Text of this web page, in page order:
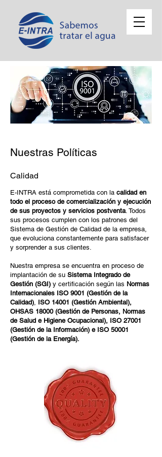
Nuestras Políticas
Calidad
E-INTRA está comprometida con la calidad en
todo el proceso de comercialización y ejecución
de sus proyectos y servicios postventa. Todos
sus procesos cumplen con los patrones del
Sistema de Gestión de Calidad de la empresa,
que evoluciona constantemente para satisfacer
y sorprender a sus clientes.
Nuestra empresa se encuentra en proceso de
implantación de su Sistema Integrado de
Gestión (SGI) y certificación según las Normas
Internacionales ISO 9001 (Gestión de la
Calidad), ISO 14001 (Gestión Ambiental),
OHSAS 18000 (Gestión de Personas, Normas
de Salud e Higiene Ocupacional), ISO 27001
(Gestión de la Información) e ISO 50001
(Gestión de la Energía).